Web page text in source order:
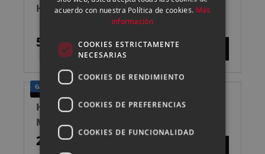
HASSELBLAD VISOR SPORTS 2ª MANO
50,00 €
GARANTÍA UN AÑO
SEGUNDA MANO
HASSELBLAD VISOR PRISMA HV-90 X 2ª
MANO
299,00 €
CATALAN
acuerdo con nuestra Política de cookies. Más
información
COOKIES ESTRICTAMENTE
NECESARIAS
COOKIES DE RENDIMIENTO
COOKIES DE PREFERENCIAS
COOKIES DE FUNCIONALIDAD